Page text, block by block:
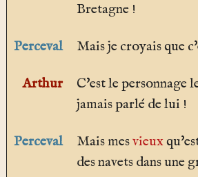
Bretagne !
Perceval Mais je croyais que
Arthur
C'est le personnage
jamais parlé de lui !
Perceval Mais mesvieux
des navets dans une